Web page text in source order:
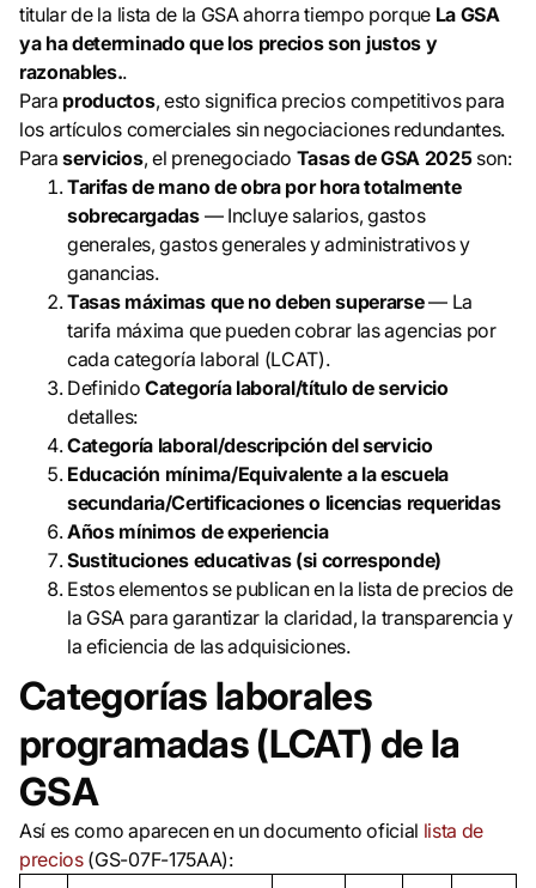
titular de la lista de la GSA ahorra tiempo porque La GSA
ya ha determinado que los precios son justos y
razonables..
Para productos, esto significa precios competitivos para
los artículos comerciales sin negociaciones redundantes.
Paraservicios, el prenegociado Tasas de GSA 2025son:
Tarifas de mano de obra por hora totalmente
sobrecargadas— Incluye salarios, gastos
generales, gastos generales y administrativos y
ganancias.
Tasas máximas que no deben superarse— La
tarifa máxima que pueden cobrar las agencias por
cada categoría laboral (LCAT).
DefinidoCategoría laboral/título de servicio
detalles:
Categoría laboral/descripción del servicio
Educación mínima/Equivalente a la escuela
secundaria/Certificaciones o licencias requeridas
Años mínimos de experiencia
Sustituciones educativas (si corresponde)
Estos elementos se publican en la lista de precios de
la GSA para garantizar la claridad, la transparencia y
la eficiencia de las adquisiciones.
Categorías laborales
programadas (LCAT) de la
GSA
Así es como aparecen en un documento oficial lista de
precios (GS-07F-175AA):